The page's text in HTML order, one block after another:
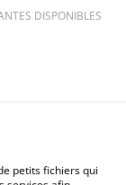
DISPONIBLES
petits fichiers qui